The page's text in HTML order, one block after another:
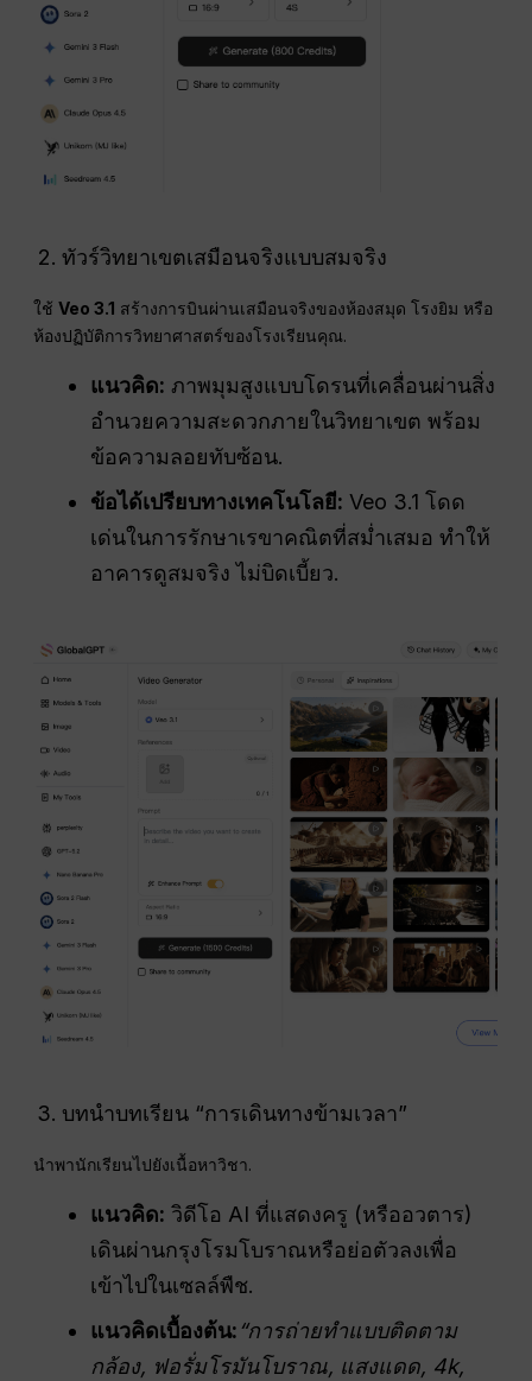
ทัวร์วิทยาเขตเสมือนจริงแบบสมจริง
ใช้Veo 3.1 สร้างการบินผ่านเสมือนจริงของห้องสมุด โรงยิม หรือ
ห้องปฏิบัติการวิทยาศาสตร์ของโรงเรียนคุณ.
แนวคิด: ภาพมุมสูงแบบโดรนที่เคลื่อนผ่านสิ่ง
อำนวยความสะดวกภายในวิทยาเขต พร้อม
ข้อความลอยทับซ้อน.
ข้อได้เปรียบทางเทคโนโลยี: Veo 3.1 โดด
เด่นในการรักษาเรขาคณิตที่สม่ำเสมอ ทำให้
อาคารดูสมจริง ไม่บิดเบี้ยว.
บทนำบทเรียน “การเดินทางข้ามเวลา”
นำพานักเรียนไปยังเนื้อหาวิชา.
แนวคิด: วิดีโอ AI ที่แสดงครู (หรืออวตาร)
เดินผ่านกรุงโรมโบราณหรือย่อตัวลงเพื่อ
เข้าไปในเซลล์พืช.
แนวคิดเบื้องต้น: “การถ่ายทำแบบติดตาม
กล้อง, ฟอรั่มโรมันโบราณ, แสงแดด, 4k,